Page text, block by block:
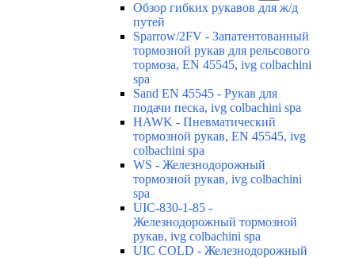
Обзор гибких рукавов для ж/д
путей
Sparrow/2FV - Запатентованный
тормозной рукав для рельсового
тормоза, EN 45545, ivg colbachini
spa
Sand EN 45545 - Рукав для
подачи песка, ivg colbachini spa
HAWK - Пневматический
тормозной рукав, EN 45545, ivg
colbachini spa
WS - Железнодорожный
тормозной рукав, ivg colbachini
spa
UIC-830-1-85 -
Железнодорожный тормозной
рукав, ivg colbachini spa
UIC COLD - Железнодорожный